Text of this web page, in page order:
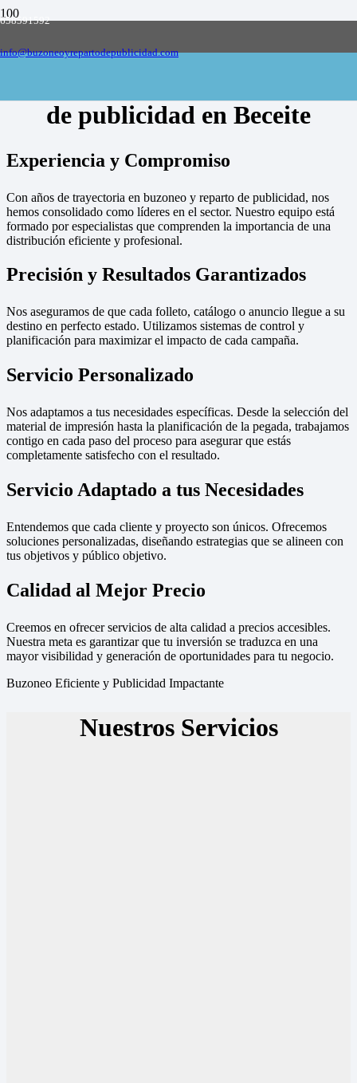
658591592
info@buzoneoyrepartodepublicidad.com
Empresa de buzoneo y reparto de publicidad
de publicidad en Beceite
Experiencia y Compromiso
Con años de trayectoria en buzoneo y reparto de publicidad, nos
hemos consolidado como líderes en el sector. Nuestro equipo está
formado por especialistas que comprenden la importancia de una
distribución eficiente y profesional.
Precisión y Resultados Garantizados
Nos aseguramos de que cada folleto, catálogo o anuncio llegue a su
destino en perfecto estado. Utilizamos sistemas de control y
planificación para maximizar el impacto de cada campaña.
Servicio Personalizado
Nos adaptamos a tus necesidades específicas. Desde la selección del
material de impresión hasta la planificación de la pegada, trabajamos
contigo en cada paso del proceso para asegurar que estás
completamente satisfecho con el resultado.
Servicio Adaptado a tus Necesidades
Entendemos que cada cliente y proyecto son únicos. Ofrecemos
soluciones personalizadas, diseñando estrategias que se alineen con
tus objetivos y público objetivo.
Calidad al Mejor Precio
Creemos en ofrecer servicios de alta calidad a precios accesibles.
Nuestra meta es garantizar que tu inversión se traduzca en una
mayor visibilidad y generación de oportunidades para tu negocio.
Buzoneo Eficiente y Publicidad Impactante
Nuestros Servicios